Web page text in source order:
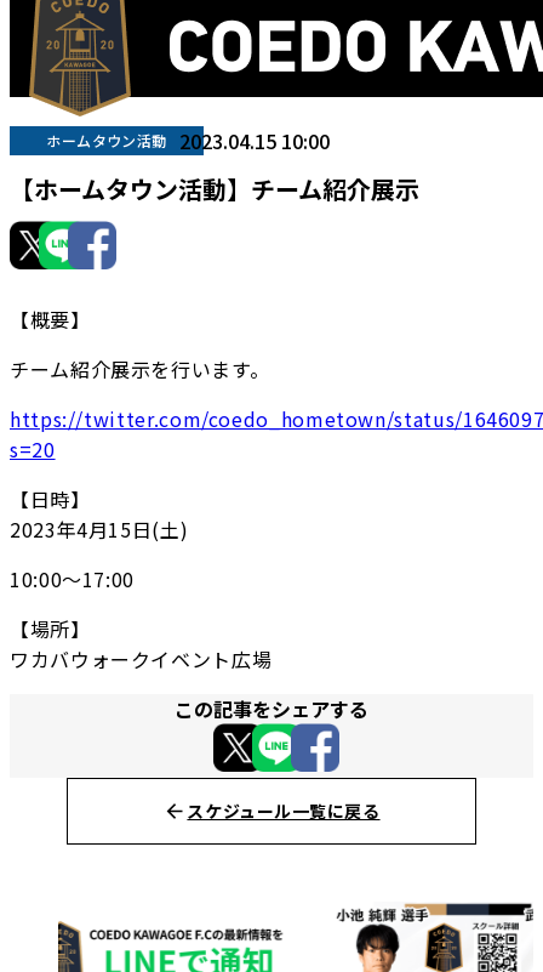
ホームタウン活動 2023.04.15 10:00
【ホームタウン活動】チーム紹介展示
【概要】
チーム紹介展示を行います。
https://twitter.com/coedo_hometown/status/
s=20
【日時】
2023年4月15日(土)
10:00〜17:00
【場所】
ワカバウォークイベント広場
この記事をシェアする
スケジュール一覧に戻る